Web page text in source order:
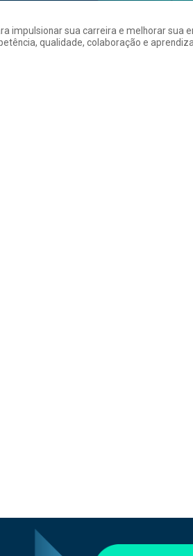
impulsionar sua carreira e melhorar
qualidade, colaboração e